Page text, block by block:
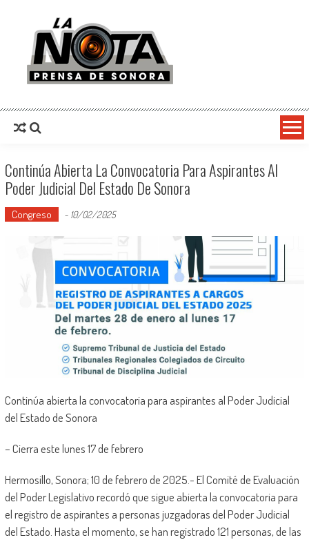
La Nota Prensa De Sonora
Continúa Abierta La Convocatoria Para Aspirantes Al
Poder Judicial Del Estado De Sonora
Congreso - 10/02/2025
Continúa abierta la convocatoria para aspirantes al Poder Judicial
del Estado de Sonora
– Cierra este lunes 17 de febrero
Hermosillo, Sonora; 10 de febrero de 2025.- El Comité de Evaluación
del Poder Legislativo recordó que sigue abierta la convocatoria para
el registro de aspirantes a personas juzgadoras del Poder Judicial
del Estado. Hasta el momento, se han registrado 121 personas, de las